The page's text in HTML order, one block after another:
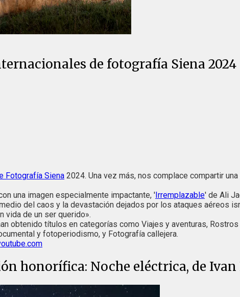
de fotografía Siena 2024
Fotografía Siena 2024. Una vez más, nos complace compartir
una imagen especialmente impactante, 'Irremplazable' de Ali
del caos y la devastación dejados por los ataques aéreos
vida de un ser querido».
obtenido títulos en categorías como Viajes y aventuras,
y fotoperiodismo, y Fotografía callejera.
honorífica: Noche eléctrica, de Ivan